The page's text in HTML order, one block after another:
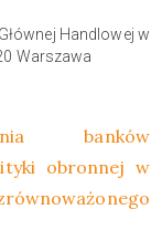
Handlowej w
Warszawa
banków
obronnej w